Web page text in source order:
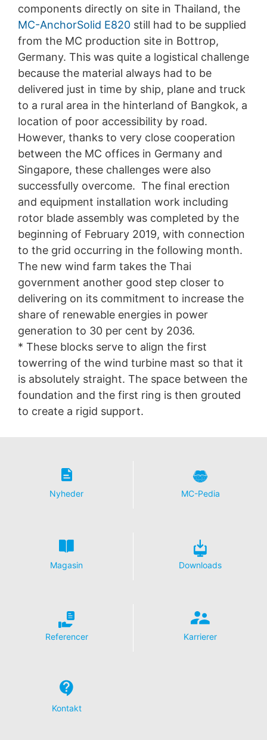
components directly on site in Thailand, the
MC-AnchorSolid E820 still had to be supplied
from the MC production site in Bottrop,
Germany. This was quite a logistical challenge
because the material always had to be
delivered just in time by ship, plane and truck
to a rural area in the hinterland of Bangkok, a
location of poor accessibility by road.
However, thanks to very close cooperation
between the MC offices in Germany and
Singapore, these challenges were also
successfully overcome. The final erection
and equipment installation work including
rotor blade assembly was completed by the
beginning of February 2019, with connection
to the grid occurring in the following month.
The new wind farm takes the Thai
government another good step closer to
delivering on its commitment to increase the
share of renewable energies in power
generation to 30 per cent by 2036.
* These blocks serve to align the first
towerring of the wind turbine mast so that it
is absolutely straight. The space between the
foundation and the first ring is then grouted
to create a rigid support.
Nyheder MC-Pedia
Magasin Downloads
Referencer Karrierer
Kontakt